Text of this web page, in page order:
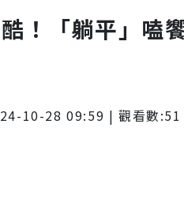
！「躺平」嗑
10-28 09:59 | 觀看數:51